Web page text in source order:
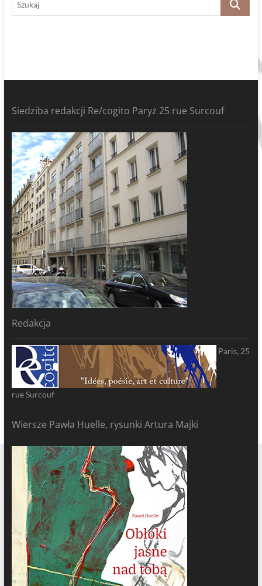
Siedziba redakcji Re/cogito Paryż 25 rue Surcouf
Redakcja
Paris, 25
rue Surcouf
Wiersze Pawła Huelle, rysunki Artura Majki